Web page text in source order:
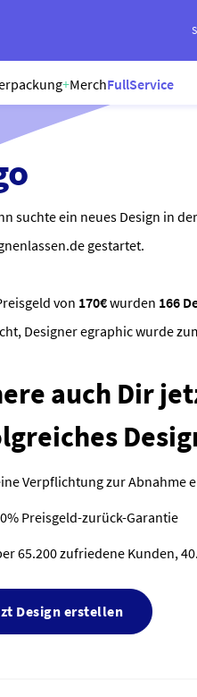
+MerchFullService
suchte ein neues Design in
gestartet.
von 170€wurden 166
Designer egraphic wurde
auch Dir
Verpflichtung zur Abnahme
Preisgeld-zurück-Garantie
65.200 zufriedene Kunden,
Design erstellen